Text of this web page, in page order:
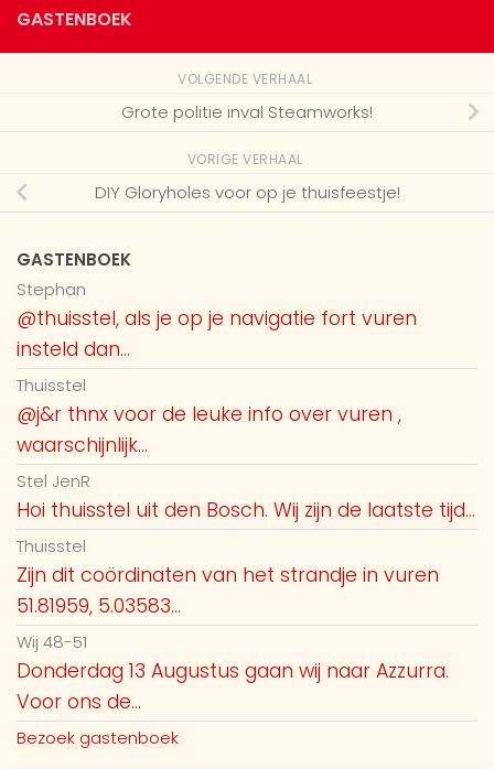
GASTENBOEK
VOLGENDE VERHAAL
Grote politie inval Steamworks!
VORIGE VERHAAL
DIY Gloryholes voor op je thuisfeestje!
GASTENBOEK
Stephan
@thuisstel, als je op je navigatie fort vuren
insteld dan...
Thuisstel
@j&r thnx voor de leuke info over vuren ,
waarschijnlijk...
Stel JenR
Hoi thuisstel uit den Bosch. Wij zijn de laatste tijd...
Thuisstel
Zijn dit coördinaten van het strandje in vuren
51.81959, 5.03583...
Wij 48-51
Donderdag 13 Augustus gaan wij naar Azzurra.
Voor ons de...
Bezoek gastenboek